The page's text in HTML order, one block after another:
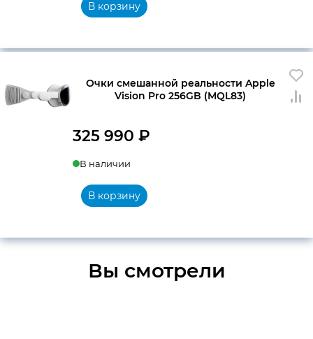
990 ₽.
В корзину
Очки смешанной реальности Apple
Vision Pro 256GB (MQL83)
325 990 ₽
В наличии
В корзину
Вы смотрели